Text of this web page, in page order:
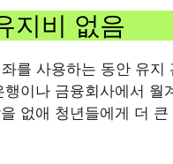
지비 없음
를 사용하는 동안 유지
이나 금융회사에서 월
없애 청년들에게 더 큰